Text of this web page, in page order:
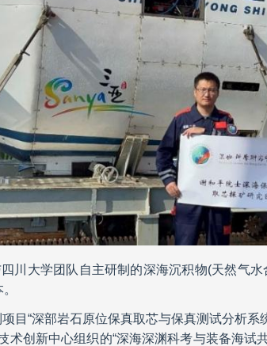
川大学团队自主研制的深海沉积物(天然气
目“深部岩石原位保真取芯与保真测试分析
创新中心组织的“深海深渊科考与装备海试